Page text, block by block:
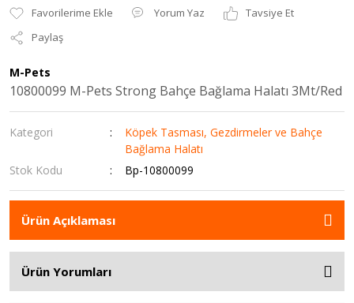
Yorum Yaz
Tavsiye Et
Paylaş
M-Pets
10800099 M-Pets Strong Bahçe Bağlama Halatı 3Mt/Red
Kategori
Köpek Tasması, Gezdirmeler ve Bahçe
Bağlama Halatı
Stok Kodu
Bp-10800099
Ürün Açıklaması
Ürün Yorumları